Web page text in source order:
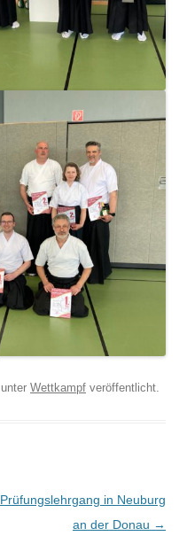
unter Wettkampf veröffentlicht.
Prüfungslehrgang in Neuburg
an der Donau →